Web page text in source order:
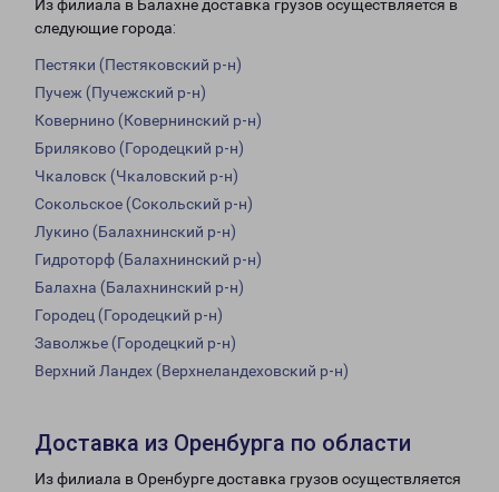
Из филиала в Балахне доставка грузов осуществляется в
следующие города:
Пестяки (Пестяковский р-н)
Пучеж (Пучежский р-н)
Ковернино (Ковернинский р-н)
Бриляково (Городецкий р-н)
Чкаловск (Чкаловский р-н)
Сокольское (Сокольский р-н)
Лукино (Балахнинский р-н)
Гидроторф (Балахнинский р-н)
Балахна (Балахнинский р-н)
Городец (Городецкий р-н)
Заволжье (Городецкий р-н)
Верхний Ландех (Верхнеландеховский р-н)
Доставка из Оренбурга по области
Из филиала в Оренбурге доставка грузов осуществляется